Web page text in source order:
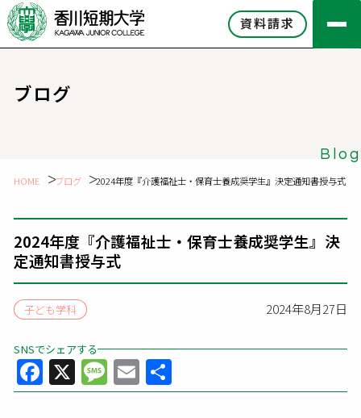
資料請求
ブログ
Blog
HOME ブログ 2024年度『介護福祉士・保育士養成奨学生』決定通知書授与式
2024年度『介護福祉士・保育士養成奨学生』決
定通知書授与式
子ども学科 2024年8月27日
SNSでシェアする
Facebook
X Message
Email
有